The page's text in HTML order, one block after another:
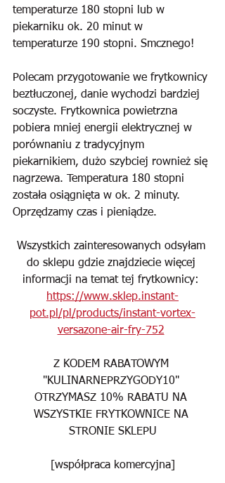
temperaturze 180 stopni lub w
piekarniku ok. 20 minut w
temperaturze 190 stopni. Smcznego!
Polecam przygotowanie we frytkownicy
beztłuczonej, danie wychodzi bardziej
soczyste. Frytkownica powietrzna
pobiera mniej energii elektrycznej w
porównaniu z tradycyjnym
piekarnikiem, dużo szybciej rownież się
nagrzewa. Temperatura 180 stopni
została osiągnięta w ok. 2 minuty.
Oprzędzamy czas i pieniądze.
Wszystkich zainteresowanych odsyłam
do sklepu gdzie znajdziecie więcej
informacji na temat tej frytkownicy:
https://www.sklep.instant-
pot.pl/pl/products/instant-vortex-
versazone-air-fry-752
Z KODEM RABATOWYM
"KULINARNEPRZYGODY10"
OTRZYMASZ 10% RABATU NA
WSZYSTKIE FRYTKOWNICE NA
STRONIE SKLEPU
[współpraca komercyjna]